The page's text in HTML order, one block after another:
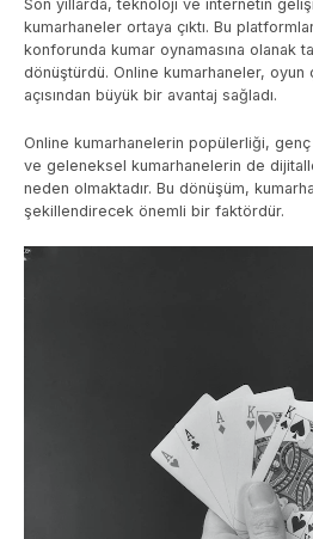
Son yıllarda, teknoloji ve internetin
kumarhaneler ortaya çıktı. Bu
konforunda kumar oynamasına olanak
dönüştürdü. Online kumarhaneler,
açısından büyük bir avantaj sağladı.
Online kumarhanelerin popülerliği,
ve geleneksel kumarhanelerin de
neden olmaktadır. Bu dönüşüm,
şekillendirecek önemli bir faktördür.